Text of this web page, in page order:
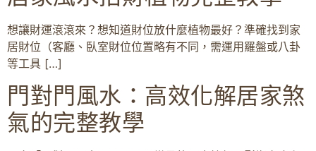
想讓財運滾滾來？想知道財位放什麼植物最好？準確找到家
居財位（客廳、臥室財位位置略有不同，需運用羅盤或八卦
等工具 […]
門對門風水：高效化解居家煞
氣的完整教學